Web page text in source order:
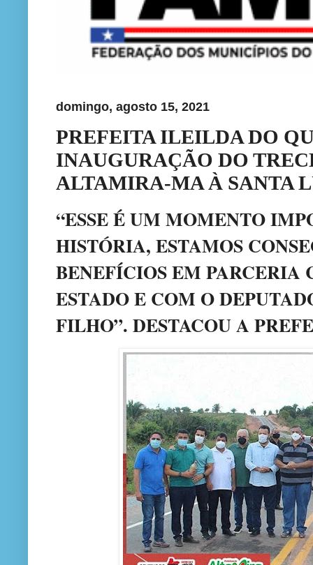
domingo, agosto 15, 2021
PREFEITA ILEILDA DO
INAUGURAÇÃO DO
ALTAMIRA-MA À SANTA
“ESSE É UM MOMENTO
HISTÓRIA, ESTAMOS
BENEFÍCIOS EM PARCERIA
ESTADO E COM O
FILHO”. DESTACOU A